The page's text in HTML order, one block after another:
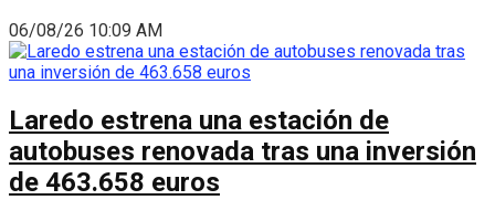
06/08/26 10:09 AM
Laredo estrena una estación de
autobuses renovada tras una inversión
de 463.658 euros